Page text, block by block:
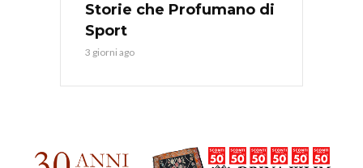
Storie che Profumano di
Sport
3 giorni ago